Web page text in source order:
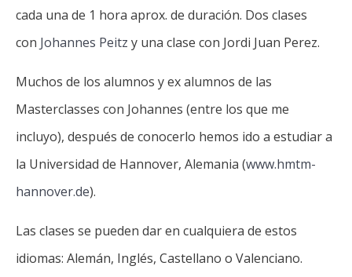
cada una de 1 hora aprox. de duración. Dos clases
con Johannes Peitz y una clase con Jordi Juan Perez.
Muchos de los alumnos y ex alumnos de las
Masterclasses con Johannes (entre los que me
incluyo), después de conocerlo hemos ido a estudiar a
la Universidad de Hannover, Alemania (www.hmtm-
hannover.de).
Las clases se pueden dar en cualquiera de estos
idiomas: Alemán, Inglés, Castellano o Valenciano.